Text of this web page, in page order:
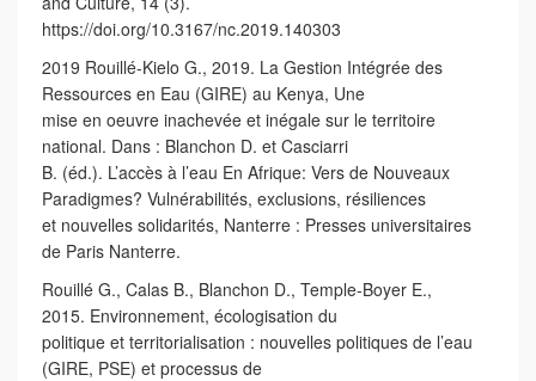
https://doi.org/10.3167/nc.2019.140303
2019 Rouillé-Kielo G., 2019. La Gestion Intégrée des
Ressources en Eau (GIRE) au Kenya, Une
mise en oeuvre inachevée et inégale sur le territoire
national. Dans : Blanchon D. et Casciarri
B. (éd.). L’accès à l’eau En Afrique: Vers de Nouveaux
Paradigmes? Vulnérabilités, exclusions, résiliences
et nouvelles solidarités, Nanterre : Presses universitaires
de Paris Nanterre.
Rouillé G., Calas B., Blanchon D., Temple-Boyer E.,
2015. Environnement, écologisation du
politique et territorialisation : nouvelles politiques de l’eau
(GIRE, PSE) et processus de